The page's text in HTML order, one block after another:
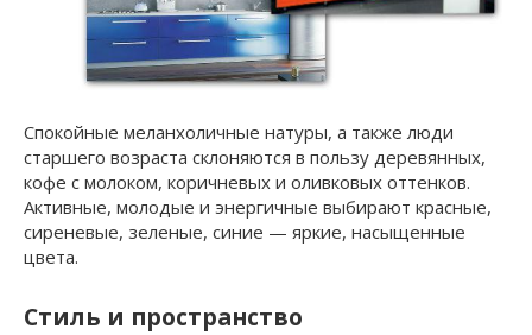
Спокойные меланхоличные натуры, а также люди
старшего возраста склоняются в пользу деревянных,
кофе с молоком, коричневых и оливковых оттенков.
Активные, молодые и энергичные выбирают красные,
сиреневые, зеленые, синие — яркие, насыщенные
цвета.
Стиль и пространство